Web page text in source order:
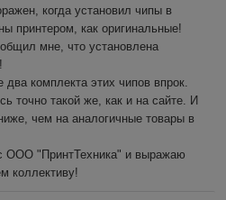
когда установил чипы в
принтером, как оригинальные!
мне, что установлена
комплекта этих чипов впрок.
точно такой же, как и на сайте. И
чем на аналогичные товары в
ООО "ПринтТехника" и выражаю
коллективу!